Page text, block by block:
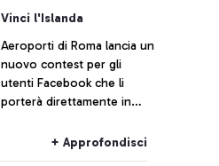
regolare.
Vinci l'Islanda
Aeroporti di Roma lancia un
nuovo contest per gli
utenti Facebook che li
porterà direttamente in
vedrà attivarsi il nuovo
collegamento diretto della
+ Approfondisci